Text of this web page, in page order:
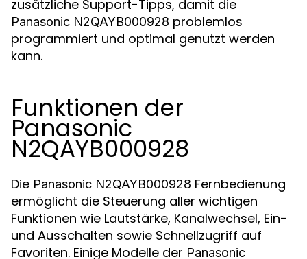
zusätzliche Support-Tipps, damit die
Panasonic N2QAYB000928 problemlos
programmiert und optimal genutzt werden
kann.
Funktionen der
Panasonic
N2QAYB000928
Die Panasonic N2QAYB000928 Fernbedienung
ermöglicht die Steuerung aller wichtigen
Funktionen wie Lautstärke, Kanalwechsel, Ein-
und Ausschalten sowie Schnellzugriff auf
Favoriten. Einige Modelle der Panasonic